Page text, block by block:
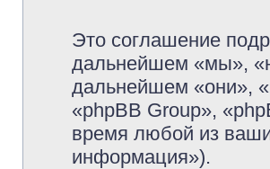
Это соглашение
дальнейшем «мы»,
дальнейшем «они»,
«phpBB Group»,
время любой из
информация»).